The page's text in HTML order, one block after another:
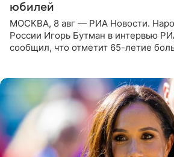
юбилей
МОСКВА, 8 авг — РИА Новости.
России Игорь Бутман в интервью
сообщил, что отметит 65-летие